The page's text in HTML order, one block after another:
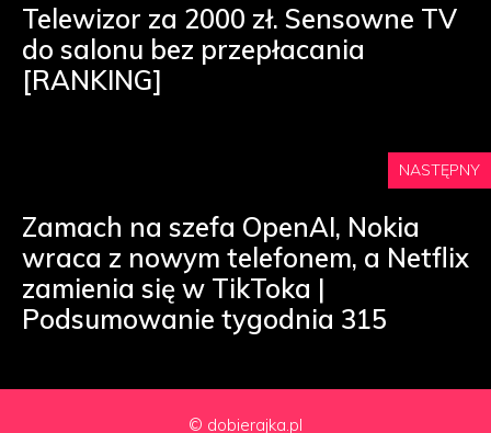
Telewizor za 2000 zł. Sensowne TV
do salonu bez przepłacania
[RANKING]
NASTĘPNY
Zamach na szefa OpenAI, Nokia
wraca z nowym telefonem, a Netflix
zamienia się w TikToka |
Podsumowanie tygodnia 315
© dobierajka.pl